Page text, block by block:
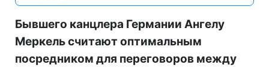
Бывшего канцлера Германии Ангелу
Меркель считают оптимальным
посредником для переговоров между